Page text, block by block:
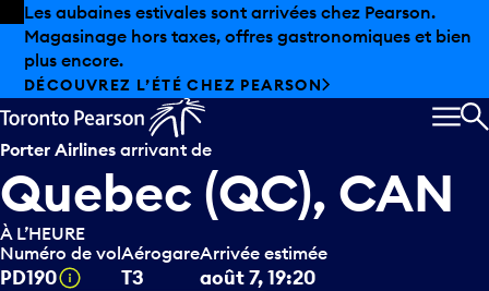
Skip to offers
Passer au contenu principal
Les aubaines estivales sont arrivées chez Pearson.
Magasinage hors taxes, offres gastronomiques et bien
plus encore.
DÉCOUVREZ L’ÉTÉ CHEZ PEARSON
Porter Airlines arrivant de
Quebec (QC), CAN
À L’HEURE
Numéro de vol
PD190 Infobulle
Aérogare
T3
Arrivée estimée
août 7, 19:20